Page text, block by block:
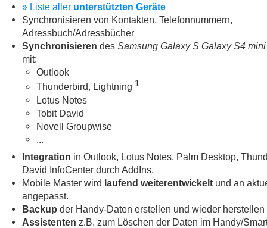
» Liste aller unterstützten Geräte
Synchronisieren von Kontakten, Telefonnummern,
Adressbuch/Adressbücher
Synchronisieren des Samsung Galaxy S Galaxy S4
mit:
Outlook
Thunderbird, Lightning 1
Lotus Notes
Tobit David
Novell Groupwise
...
Integration in Outlook, Lotus Notes, Palm Desktop,
David InfoCenter durch AddIns.
Mobile Master wird laufend weiterentwickelt und an
angepasst.
Backup der Handy-Daten erstellen und wieder herstellen
Assistenten z.B. zum Löschen der Daten im Handy/